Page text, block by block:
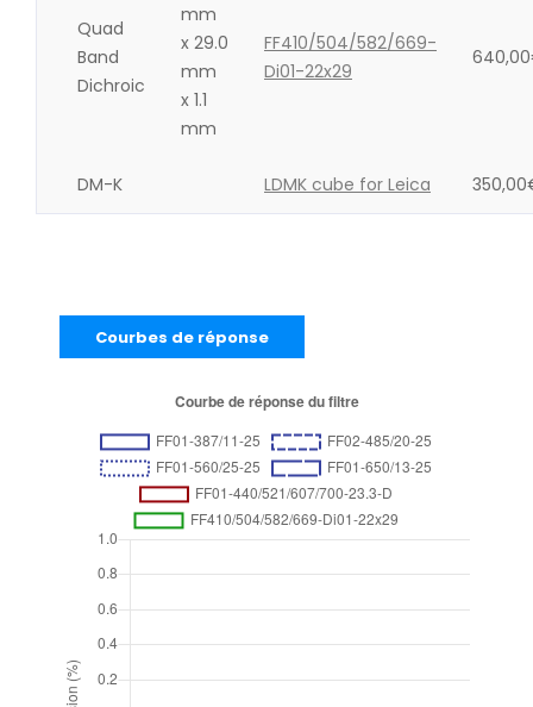
Quad
Band
Dichroic
mm
x 29.0
mm
x 1.1
mm
FF410/504/582/669-
Di01-22x29
640,00
DM-K LDMK cube for Leica 350,00
Courbes de réponse